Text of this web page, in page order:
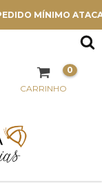
MÍNIMO
CARRINHO
0